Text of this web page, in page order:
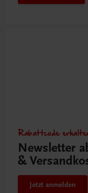
Rabattcode
Newsletter
&
Jetzt anmelden